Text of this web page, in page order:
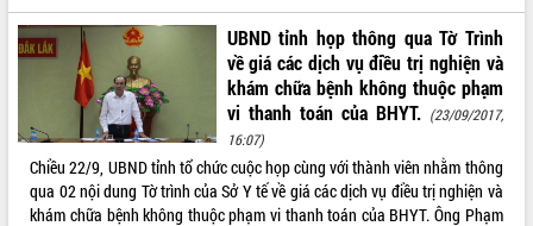
LIÊN KẾT WEB
UBND tỉnh họp thông qua Tờ Trình
về giá các dịch vụ điều trị nghiện và
khám chữa bệnh không thuộc phạm
vi thanh toán của BHYT. (23/09/2017,
16:07)
Chiều 22/9, UBND tỉnh tổ chức cuộc họp cùng với thành viên nhằm thông
qua 02 nội dung Tờ trình của Sở Y tế về giá các dịch vụ điều trị nghiện và
khám chữa bệnh không thuộc phạm vi thanh toán của BHYT. Ông Phạm